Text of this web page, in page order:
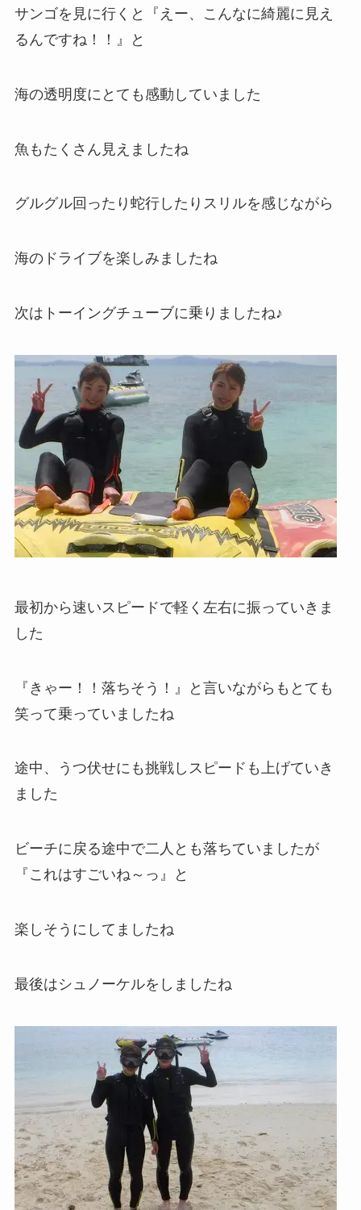
サンゴを見に行くと『えー、こんなに綺麗に見え
るんですね！！』と
海の透明度にとても感動していました
魚もたくさん見えましたね
グルグル回ったり蛇行したりスリルを感じながら
海のドライブを楽しみましたね
次はトーイングチューブに乗りましたね♪
最初から速いスピードで軽く左右に振っていきま
した
『きゃー！！落ちそう！』と言いながらもとても
笑って乗っていましたね
途中、うつ伏せにも挑戦しスピードも上げていき
ました
ビーチに戻る途中で二人とも落ちていましたが
『これはすごいね～っ』と
楽しそうにしてましたね
最後はシュノーケルをしましたね